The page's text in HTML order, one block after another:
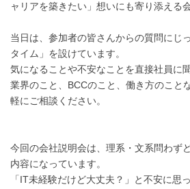
ャリアを築きたい」想いにも寄り添える
当日は、参加者の皆さんからの質問にじ
タイム」を設けています。
気になることや不安なことを直接社員に
業界のこと、BCCのこと、働き方のこと
軽にご相談ください。
今回の会社説明会は、理系・文系問わず
内容になっています。
「IT未経験だけど大丈夫？」と不安に思